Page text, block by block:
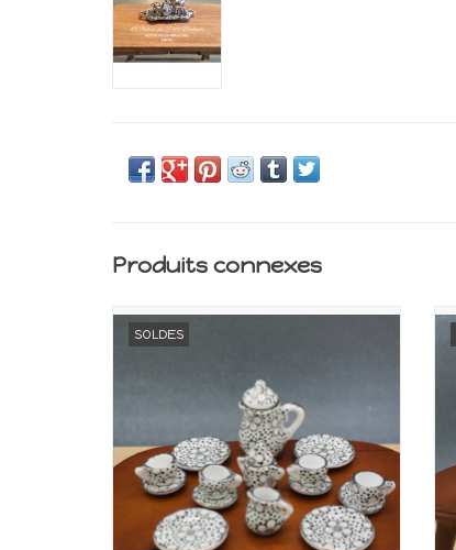
Produits connexes
SOLDES
Miniature pour maison de poupée